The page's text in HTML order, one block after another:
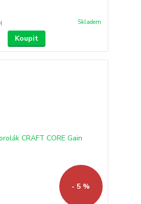
Skladem
Koupit
- 5 %